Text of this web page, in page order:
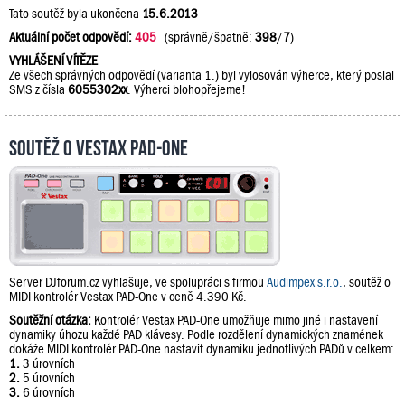
Tato soutěž byla ukončena 15.6.2013
Aktuální počet odpovědí:405 (správně/špatně: 398/7)
VYHLÁŠENÍ VÍTĚZE
Ze všech správných odpovědí (varianta 1.) byl vylosován výherce, který poslal
SMS z čísla 6055302xx. Výherci blohopřejeme!
Soutěž o Vestax PAD-One
Server DJforum.cz vyhlašuje, ve spolupráci s firmou Audimpex s.r.o. , soutěž o
MIDI kontrolér Vestax PAD-One v ceně 4.390 Kč.
Soutěžní otázka: Kontrolér Vestax PAD-One umožňuje mimo jiné i nastavení
dynamiky úhozu každé PAD klávesy. Podle rozdělení dynamických znamének
dokáže MIDI kontrolér PAD-One nastavit dynamiku jednotlivých PADů v celkem:
1. 3 úrovních
2. 5 úrovních
3. 6 úrovních